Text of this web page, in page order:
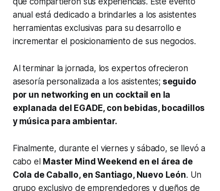
anual está dedicado a brindarles a los asistentes
herramientas exclusivas para su desarrollo e
incrementar el posicionamiento de sus negocios.
Al terminar la jornada, los expertos ofrecieron
asesoría personalizada a los asistentes; seguido
por un networking en un cocktail en la
explanada del EGADE, con bebidas, bocadillos
y música para ambientar.
Finalmente, durante el viernes y sábado, se llevó a
cabo el Master Mind Weekend en el área de
Cola de Caballo, en Santiago, Nuevo León. Un
grupo exclusivo de emprendedores y dueños de